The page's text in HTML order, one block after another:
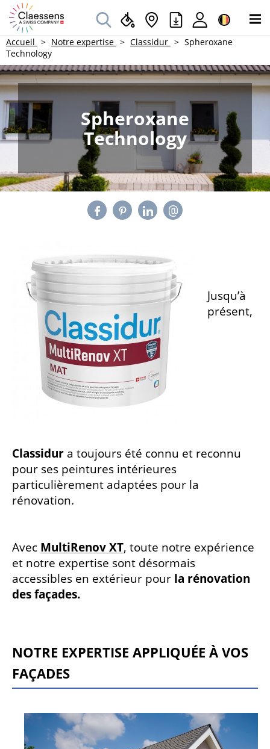
Accueil Notre expertise Classidur
Spheroxane
Technology
Spheroxane
Technology
Jusqu’à
présent,
Classidur a toujours été connu et reconnu
pour ses peintures intérieures
particulièrement adaptées pour la
rénovation.
Avec MultiRenov XT, toute notre expérience
et notre expertise sont désormais
accessibles en extérieur pour la rénovation
des façades.
NOTRE EXPERTISE APPLIQUÉE À VOS
FAÇADES